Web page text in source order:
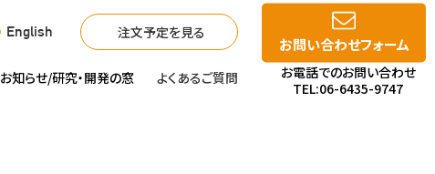
English 注文予定を見る
お知らせ/研究・開発の窓 よくあるご質問
お問い合わせフォーム
お電話でのお問い合わせ
TEL:06-6435-9747